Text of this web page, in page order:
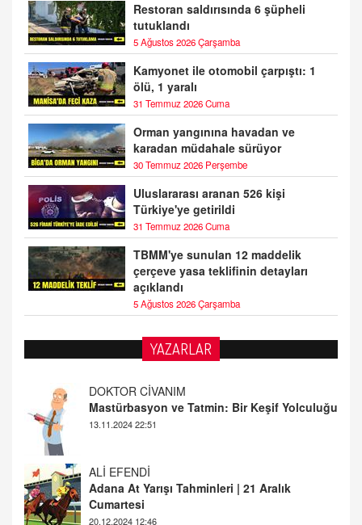
Restoran saldırısında 6 şüpheli
tutuklandı
5 Ağustos 2026 Çarşamba
Kamyonet ile otomobil çarpıştı: 1
ölü, 1 yaralı
31 Temmuz 2026 Cuma
Orman yangınına havadan ve
karadan müdahale sürüyor
30 Temmuz 2026 Perşembe
Uluslararası aranan 526 kişi
Türkiye'ye getirildi
31 Temmuz 2026 Cuma
TBMM'ye sunulan 12 maddelik
çerçeve yasa teklifinin detayları
açıklandı
5 Ağustos 2026 Çarşamba
YAZARLAR
DOKTOR CİVANIM
13.11.2024 22:51
Cumartesi
20.12.2024 12:46
TUTKUNUN PERİSİ